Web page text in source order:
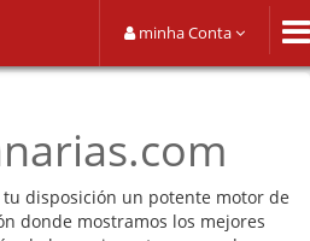
minha Conta
tu disposición un potente motor de
donde mostramos los mejores